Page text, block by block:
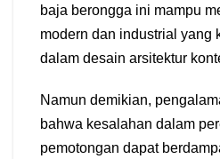
baja berongga ini mampu
modern dan industrial yang
dalam desain arsitektur
Namun demikian,
bahwa kesalahan dalam
pemotongan dapat